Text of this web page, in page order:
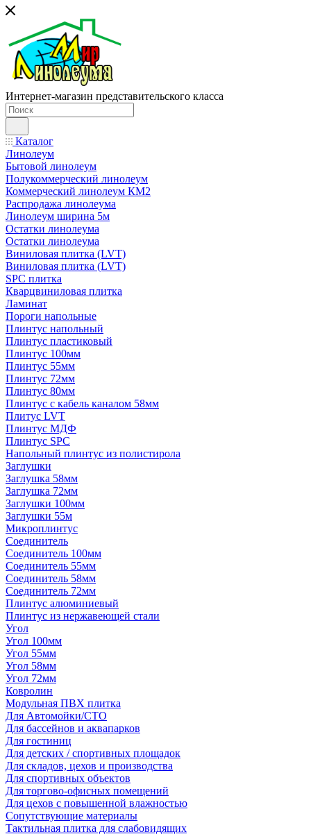
Интернет-магазин представительского класса
Каталог
Линолеум
Бытовой линолеум
Полукоммерческий линолеум
Коммерческий линолеум КМ2
Распродажа линолеума
Линолеум ширина 5м
Остатки линолеума
Остатки линолеума
Виниловая плитка (LVT)
Виниловая плитка (LVT)
SPC плитка
Кварцвиниловая плитка
Ламинат
Пороги напольные
Плинтус напольный
Плинтус пластиковый
Плинтус 100мм
Плинтус 55мм
Плинтус 72мм
Плинтус 80мм
Плинтус с кабель каналом 58мм
Плитус LVT
Плинтус МДФ
Плинтус SPC
Напольный плинтус из полистирола
Заглушки
Заглушка 58мм
Заглушка 72мм
Заглушки 100мм
Заглушки 55м
Микроплинтус
Соединитель
Соединитель 100мм
Соединитель 55мм
Соединитель 58мм
Соединитель 72мм
Плинтус алюминиевый
Плинтус из нержавеющей стали
Угол
Угол 100мм
Угол 55мм
Угол 58мм
Угол 72мм
Ковролин
Модульная ПВХ плитка
Для Автомойки/СТО
Для бассейнов и аквапарков
Для гостиниц
Для детских / спортивных площадок
Для складов, цехов и производства
Для спортивных объектов
Для торгово-офисных помещений
Для цехов с повышенной влажностью
Сопутствующие материалы
Тактильная плитка для слабовидящих